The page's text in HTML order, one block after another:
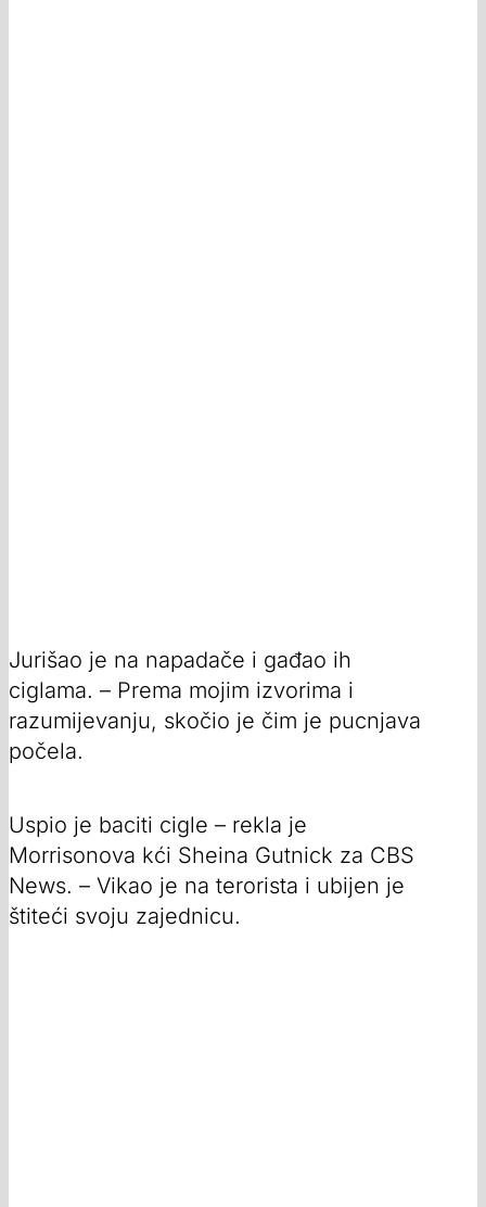
Jurišao je na napadače i gađao ih
ciglama. – Prema mojim izvorima i
razumijevanju, skočio je čim je pucnjava
počela.
Uspio je baciti cigle – rekla je
Morrisonova kći Sheina Gutnick za CBS
News. – Vikao je na terorista i ubijen je
štiteći svoju zajednicu.